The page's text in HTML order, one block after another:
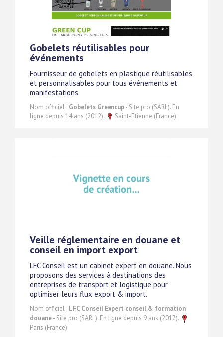
Gobelets réutilisables pour
événements
Fournisseur de gobelets en plastique réutilisables
et personnalisables pour tous événements et
manifestations.
Nom officiel : Gobelets Greencup- Site pro (SARL). En
ligne depuis 14 ans (2012).
Saint-Etienne (France)
Veille réglementaire en douane et
conseil en import export
LFC Conseil est un cabinet expert en douane. Nous
proposons des services à destinations des
entreprises de transport et logistique pour
optimiser leurs flux export & import.
Nom officiel : LFC Conseil Expert conseil & formation
douane- Site pro (SARL). En ligne depuis 9 ans (2017).
Paris (France)